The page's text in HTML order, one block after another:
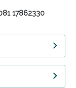
17862330